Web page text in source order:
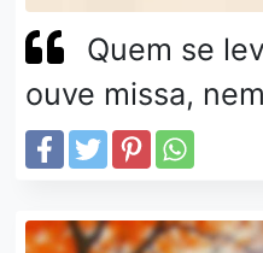
Quem se
ouve missa,